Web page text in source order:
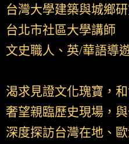
台灣大學建築與城鄉
台北市社區大學講師
文史職人、英/華語導
渴求見證文化瑰寶，
奢望親臨歷史現場，
深度探訪台灣在地、